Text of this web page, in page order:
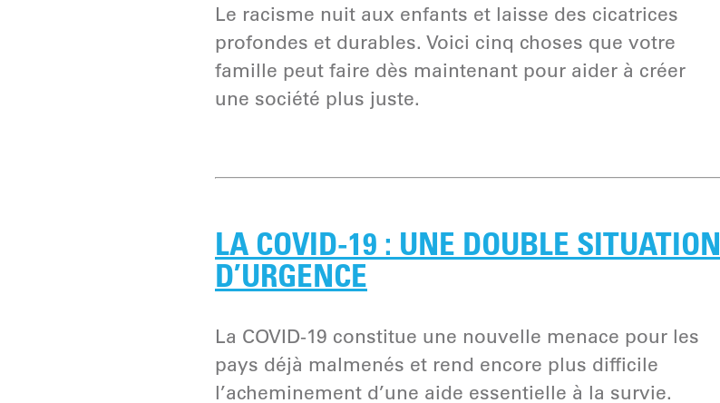
Le racisme nuit aux enfants et laisse des cicatrices
profondes et durables. Voici cinq choses que votre
famille peut faire dès maintenant pour aider à créer
une société plus juste.
LA COVID-19 : UNE DOUBLE SITUATION
D’URGENCE
La COVID-19 constitue une nouvelle menace pour les
pays déjà malmenés et rend encore plus difficile
l’acheminement d’une aide essentielle à la survie.